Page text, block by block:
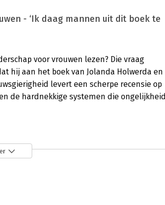
- ‘Ik daag mannen uit dit boek te
voor vrouwen lezen? Die vraag
hij aan het boek van Jolanda Holwerda en
levert een scherpe recensie op
de hardnekkige systemen die ongelijkheid
- ‘Absoluut een aanrader’
Het is de eerste zin van de inleiding van